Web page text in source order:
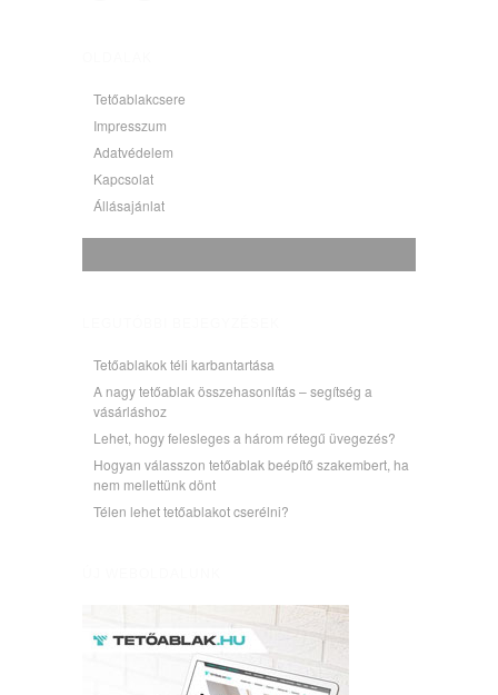
Tetőablakcsere
Impresszum
Adatvédelem
Kapcsolat
Állásajánlat
Tetőablakok téli karbantartása
A nagy tetőablak összehasonlítás – segítség a
vásárláshoz
Lehet, hogy felesleges a három rétegű üvegezés?
Hogyan válasszon tetőablak beépítő szakembert, ha
nem mellettünk dönt
Télen lehet tetőablakot cserélni?